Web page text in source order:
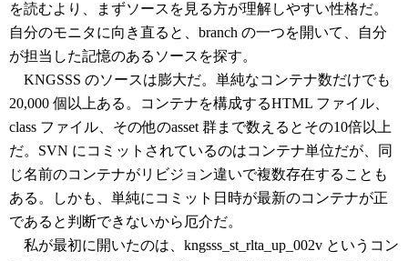
を読むより、まずソースを見る方が理解しやすい性格だ。
自分のモニタに向き直ると、branch の一つを開いて、自分
が担当した記憶のあるソースを探す。
KNGSSS のソースは膨大だ。単純なコンテナ数だけでも
20,000 個以上ある。コンテナを構成するHTML ファイル、
class ファイル、その他のasset 群まで数えるとその10倍以上
だ。SVN にコミットされているのはコンテナ単位だが、同
じ名前のコンテナがリビジョン違いで複数存在することも
ある。しかも、単純にコミット日時が最新のコンテナが正
であると判断できないから厄介だ。
私が最初に開いたのは、kngsss_st_rlta_up_002v というコン